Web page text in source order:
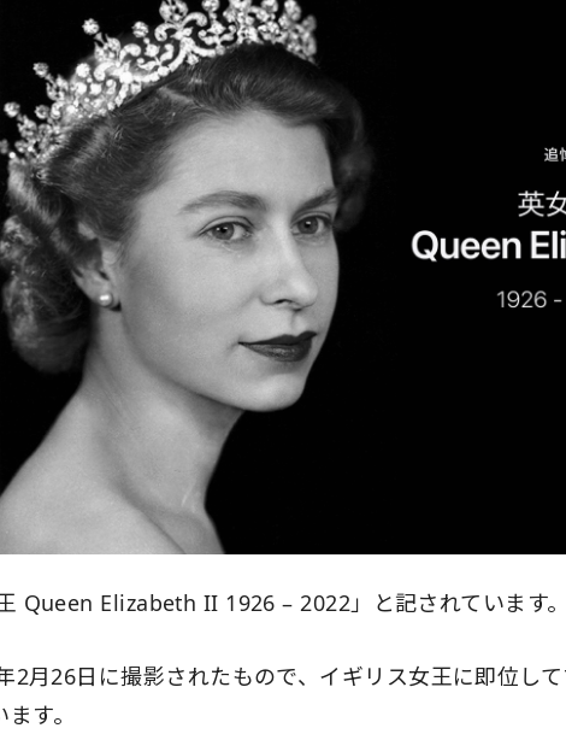
Queen Elizabeth II 1926 – 2022」と記されています。
2月26日に撮影されたもので、イギリス女王に即位し
す。